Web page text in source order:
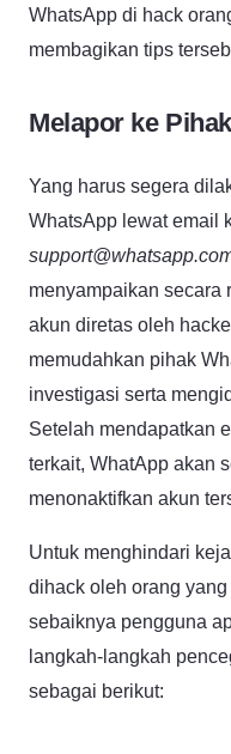
WhatsApp di hack
membagikan tips
Melapor ke
Yang harus segera
WhatsApp lewat email
menyampaikan secara
akun diretas oleh
memudahkan pihak
investigasi serta
Setelah mendapatkan
terkait, WhatApp akan
menonaktifkan akun
Untuk menghindari
dihack oleh orang
sebaiknya pengguna
langkah-langkah
sebagai berikut: